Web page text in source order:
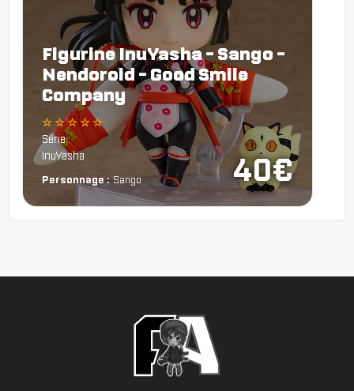
40€
Figurine InuYasha - Sango -
Nendoroid - Good Smile
Company
☆ ☆ ☆ ☆ ☆
Série :
InuYasha
Personnage : Sango